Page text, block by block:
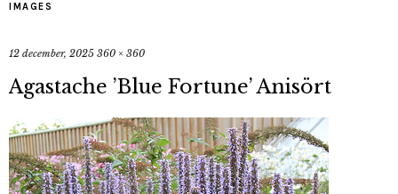
IMAGES
12 december, 2025 360 × 360
Agastache ’Blue Fortune’ Anisört